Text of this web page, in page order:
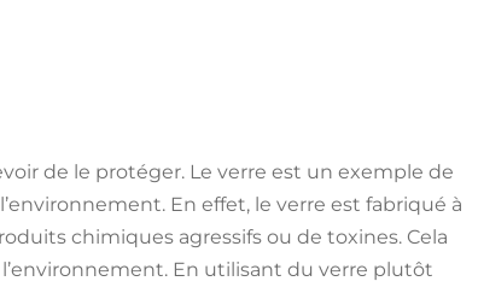
de le protéger. Le verre est un exemple de
En effet, le verre est fabriqué à
chimiques agressifs ou de toxines. Cela
En utilisant du verre plutôt